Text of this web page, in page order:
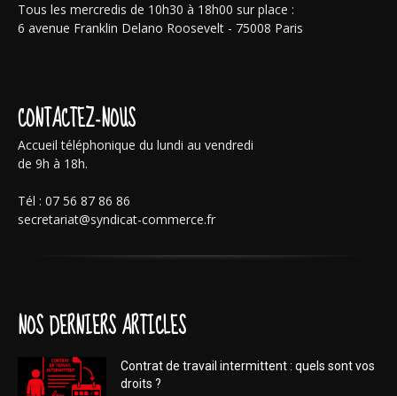
Tous les mercredis de 10h30 à 18h00 sur place :
6 avenue Franklin Delano Roosevelt - 75008 Paris
CONTACTEZ-NOUS
Accueil téléphonique du lundi au vendredi
de 9h à 18h.
Tél : 07 56 87 86 86
secretariat@syndicat-commerce.fr
NOS DERNIERS ARTICLES
Contrat de travail intermittent : quels sont vos
droits ?